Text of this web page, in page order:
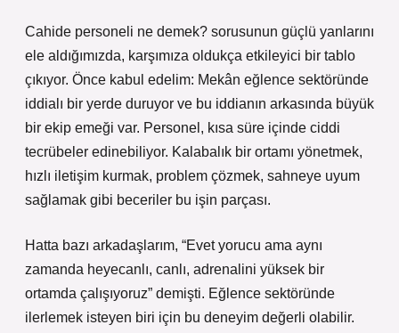
Cahide personeli ne demek? sorusunun güçlü yanlarını
ele aldığımızda, karşımıza oldukça etkileyici bir tablo
çıkıyor. Önce kabul edelim: Mekân eğlence sektöründe
iddialı bir yerde duruyor ve bu iddianın arkasında büyük
bir ekip emeği var. Personel, kısa süre içinde ciddi
tecrübeler edinebiliyor. Kalabalık bir ortamı yönetmek,
hızlı iletişim kurmak, problem çözmek, sahneye uyum
sağlamak gibi beceriler bu işin parçası.
Hatta bazı arkadaşlarım, “Evet yorucu ama aynı
zamanda heyecanlı, canlı, adrenalini yüksek bir
ortamda çalışıyoruz” demişti. Eğlence sektöründe
ilerlemek isteyen biri için bu deneyim değerli olabilir.